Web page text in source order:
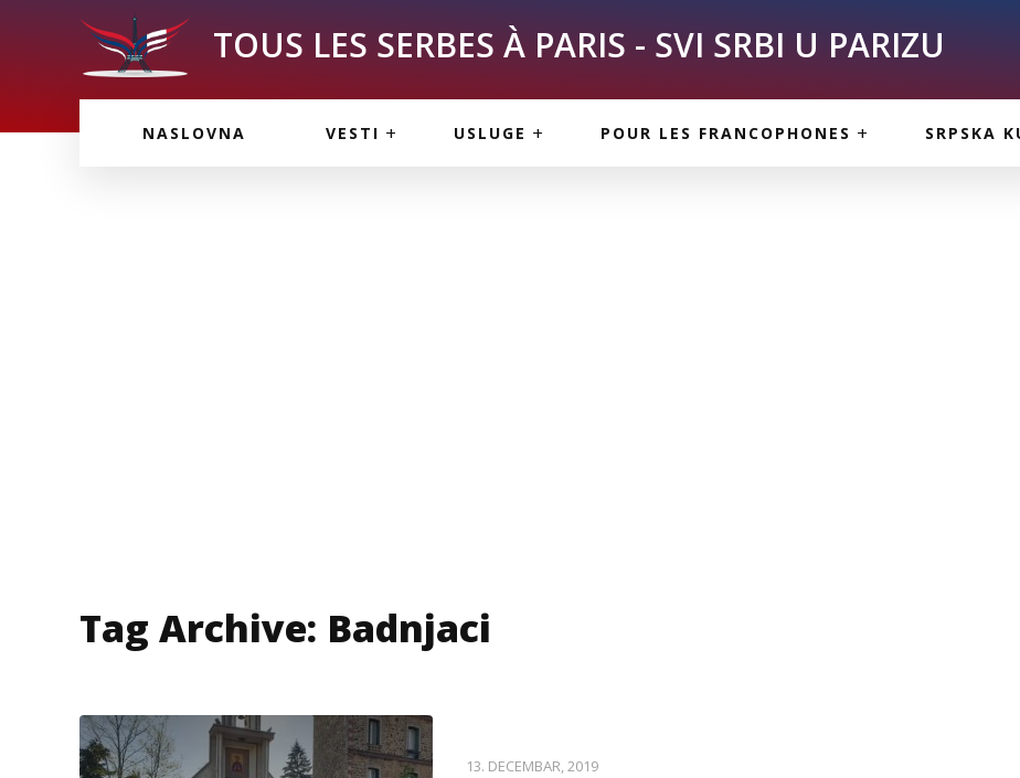
TOUS LES SERBES À PARIS - SVI SRBI U PARIZU
NASLOVNA VESTI USLUGE POUR LES FRANCOPHONES
PARIS
SRPSKA
Tag Archive: Badnjaci
13. DECEMBAR, 2019